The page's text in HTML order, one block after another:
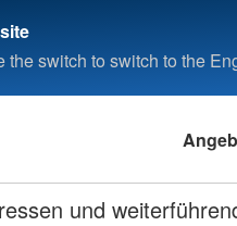
the switch to switch to the
und